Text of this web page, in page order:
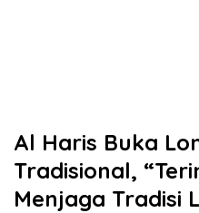
Al Haris Buka
Tradisional,
Menjaga Tradisi